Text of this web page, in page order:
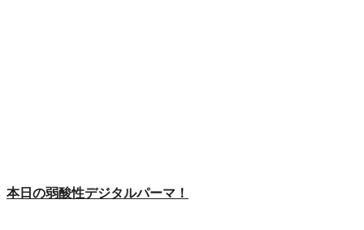
本日の弱酸性デジタルパーマ！